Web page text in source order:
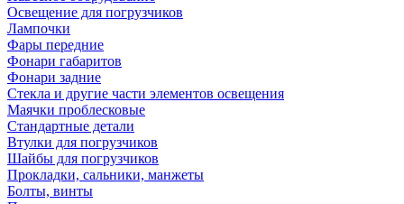
Освещение для погрузчиков
Лампочки
Фары передние
Фонари габаритов
Фонари задние
Стекла и другие части элементов освещения
Маячки проблесковые
Стандартные детали
Втулки для погрузчиков
Шайбы для погрузчиков
Прокладки, сальники, манжеты
Болты, винты